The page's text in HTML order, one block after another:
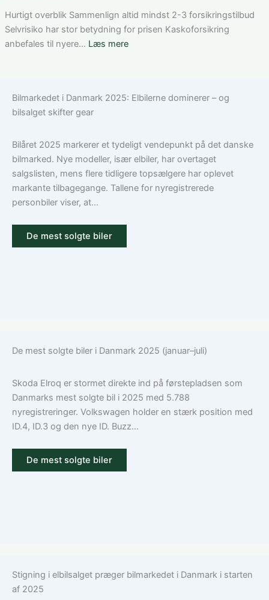
løsning
Tesla
Model
3:
den
Hurtigt overblik Sammenlign altid mindst 2-3 forsikringstilbud
Selvrisiko har stor betydning for prisen Kaskoforsikring
anbefales til nyere… Læs mere:
bilforsikring
Guide
til
ansvar,
kasko
Bilmarkedet i Danmark 2025: Elbilerne dominerer – og
bilsalget skifter gear
Bilåret 2025 markerer et tydeligt vendepunkt på det danske
bilmarked. Nye modeller, især elbiler, har overtaget
salgslisten, mens flere tidligere topsælgere har oplevet
markante tilbagegange. Tallene for nyregistrerede
personbiler viser, at...
De mest solgte biler
De mest solgte biler i Danmark 2025 (januar–juli)
Skoda Elroq er stormet direkte ind på førstepladsen som
Danmarks mest solgte bil i 2025 med 5.788
nyregistreringer. Volkswagen holder en stærk position med
ID.4, ID.3 og den nye ID. Buzz...
De mest solgte biler
Stigning i elbilsalget præger bilmarkedet i Danmark i starten
af 2025